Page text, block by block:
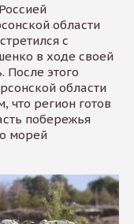
области
с
в ходе своей
После этого
области
что регион готов
побережья
морей